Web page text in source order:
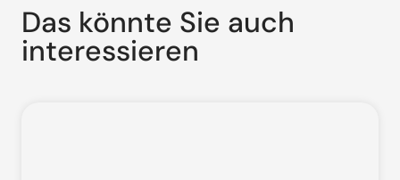
Das könnte Sie auch
interessieren